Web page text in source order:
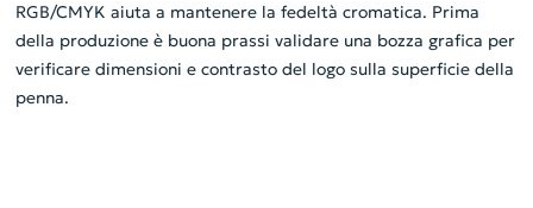
RGB/CMYK aiuta a mantenere la fedeltà cromatica. Prima
della produzione è buona prassi validare una bozza grafica per
verificare dimensioni e contrasto del logo sulla superficie della
penna.